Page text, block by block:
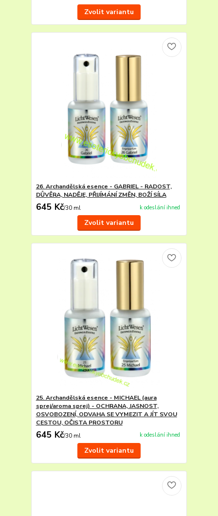
Zvolit variantu
26. Archandělská esence - GABRIEL - RADOST,
DŮVĚRA, NADĚJE, PŘIJÍMÁNÍ ZMĚN, BOŽÍ SÍLA
645 Kč/30 ml k odeslání ihned
Zvolit variantu
25. Archandělská esence - MICHAEL (aura
sprej/aroma sprej) - OCHRANA, JASNOST,
OSVOBOZENÍ, ODVAHA SE VYMEZIT A JÍT SVOU
CESTOU, OČISTA PROSTORU
645 Kč/30 ml k odeslání ihned
Zvolit variantu